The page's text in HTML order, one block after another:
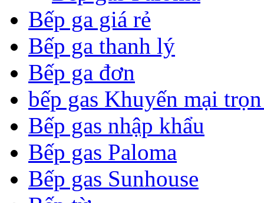
Bếp ga giá rẻ
Bếp ga thanh lý
Bếp ga đơn
bếp gas Khuyến mại
Bếp gas nhập khẩu
Bếp gas Paloma
Bếp gas Sunhouse